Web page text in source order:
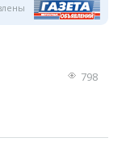
798